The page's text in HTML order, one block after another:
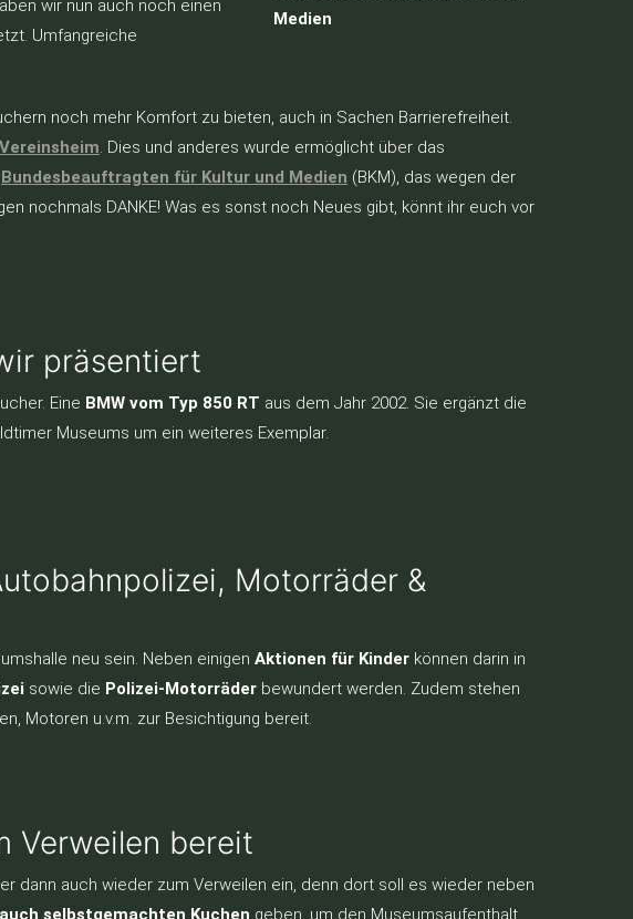
wir nun auch noch einen
Umfangreiche
noch mehr Komfort zu bieten, auch in Sachen Barrierefreiheit.
. Dies und anderes wurde ermöglicht über das
Bundesbeauftragten für Kultur und Medien (BKM), das wegen der
nochmals DANKE! Was es sonst noch Neues gibt, könnt ihr euch vor
präsentiert
Eine BMW vom Typ 850 RT aus dem Jahr 2002. Sie ergänzt die
Museums um ein weiteres Exemplar.
Motorräder &
neu sein. Neben einigen Aktionen für Kinder können darin in
sowie die Polizei-Motorräder bewundert werden. Zudem stehen
Motoren u.v.m. zur Besichtigung bereit.
Verweilen bereit
dann auch wieder zum Verweilen ein, denn dort soll es wieder neben
selbstgemachten Kuchen geben, um den Museumsaufenthalt